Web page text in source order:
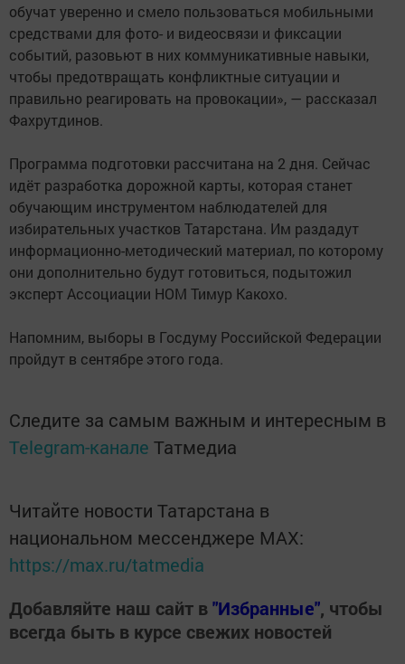
обучат уверенно и смело пользоваться мобильными
средствами для фото- и видеосвязи и фиксации
событий, разовьют в них коммуникативные навыки,
чтобы предотвращать конфликтные ситуации и
правильно реагировать на провокации», — рассказал
Фахрутдинов.
Программа подготовки рассчитана на 2 дня. Сейчас
идёт разработка дорожной карты, которая станет
обучающим инструментом наблюдателей для
избирательных участков Татарстана. Им раздадут
информационно-методический материал, по которому
они дополнительно будут готовиться, подытожил
эксперт Ассоциации НОМ Тимур Какохо.
Напомним, выборы в Госдуму Российской Федерации
пройдут в сентябре этого года.
Следите за самым важным и интересным в
Telegram-канале Татмедиа
Читайте новости Татарстана в
национальном мессенджере MАХ:
https://max.ru/tatmedia
Добавляйте наш сайт в"Избранные", чтобы
всегда быть в курсе свежих новостей